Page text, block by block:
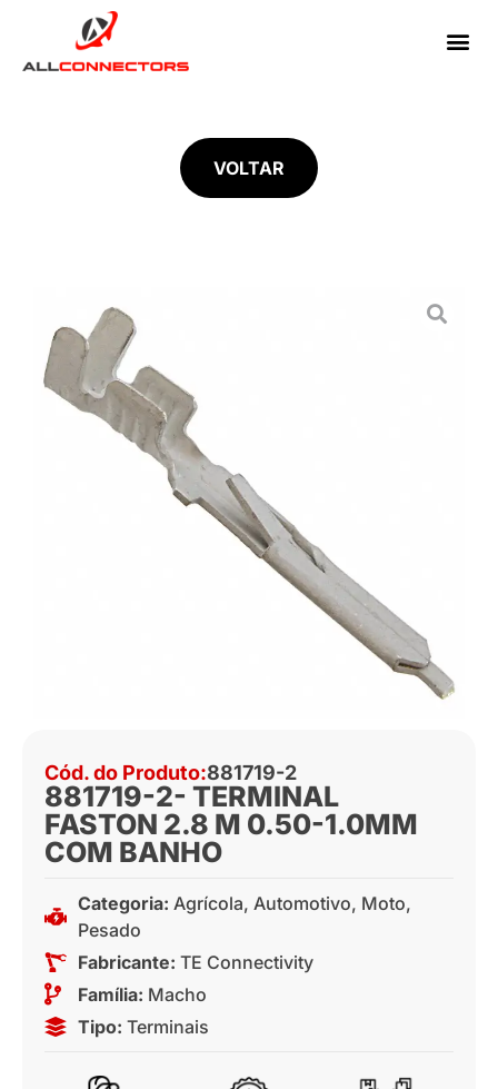
VOLTAR
Cód. do Produto:881719-2
881719-2- TERMINAL
FASTON 2.8 M 0.50-1.0MM
COM BANHO
Categoria: Agrícola, Automotivo, Moto,
Pesado
Fabricante: TE Connectivity
Família: Macho
Tipo: Terminais